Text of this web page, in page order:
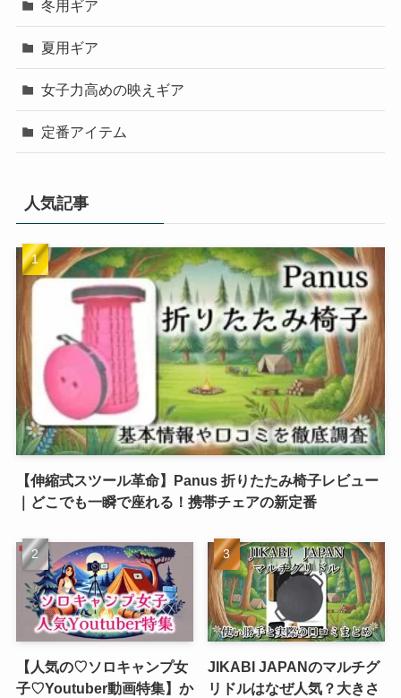
冬用ギア
夏用ギア
女子力高めの映えギア
定番アイテム
人気記事
【伸縮式スツール革命】Panus 折りたたみ椅子レビュー
｜どこでも一瞬で座れる！携帯チェアの新定番
【人気の♡ソロキャンプ女
子♡Youtuber動画特集】か
JIKABI JAPANのマルチグ
リドルはなぜ人気？大きさ